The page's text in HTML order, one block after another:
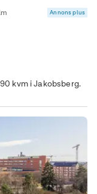
Annons plus
kvm i Jakobsberg.